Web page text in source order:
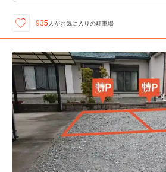
935 人がお気に入りの駐車場